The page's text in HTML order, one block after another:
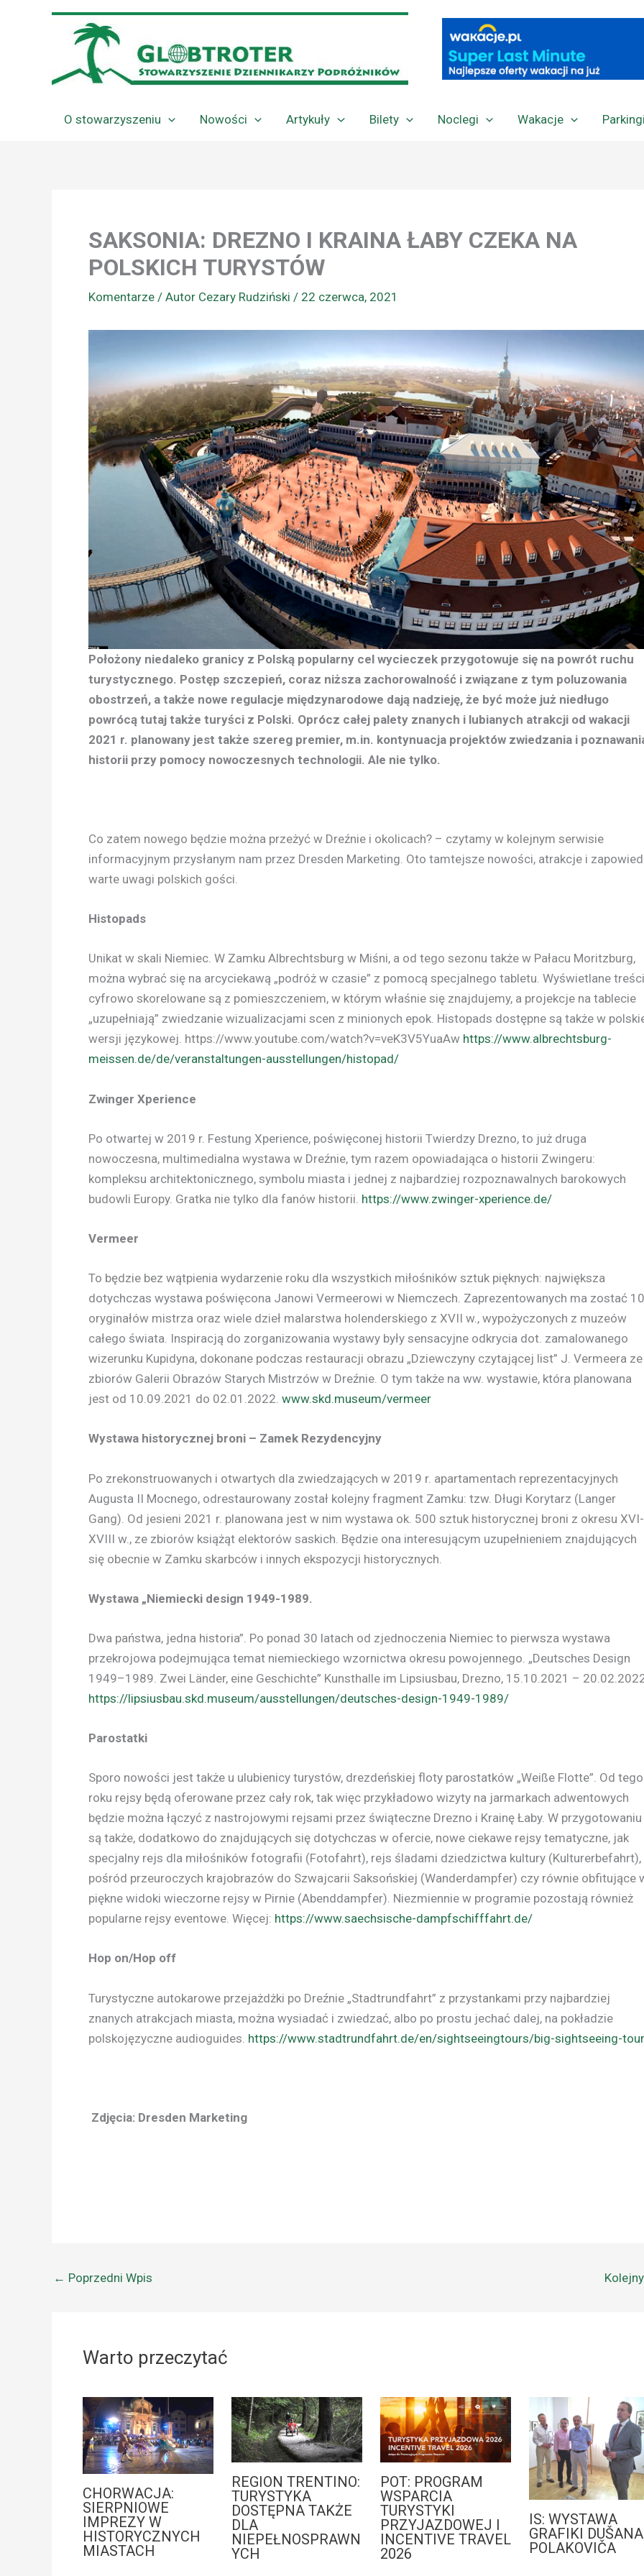
O stowarzyszeniu Nowości Artykuły Bilety Noclegi Wakacje
SAKSONIA: DREZNO I KRAINA ŁABY CZEKA NA
POLSKICH TURYSTÓW
Komentarze / Autor Cezary Rudziński / 22 czerwca, 2021
Położony niedaleko granicy z Polską popularny cel wycieczek przygotowuje się na powrót ruchu
turystycznego. Postęp szczepień, coraz niższa zachorowalność i związane z tym poluzowania
obostrzeń, a także nowe regulacje międzynarodowe dają nadzieję, że być może już niedługo
powrócą tutaj także turyści z Polski. Oprócz całej palety znanych i lubianych atrakcji od wakacji
2021 r. planowany jest także szereg premier, m.in. kontynuacja projektów zwiedzania i
historii przy pomocy nowoczesnych technologii. Ale nie tylko.
Co zatem nowego będzie można przeżyć w Dreźnie i okolicach? – czytamy w kolejnym serwisie
informacyjnym przysłanym nam przez Dresden Marketing. Oto tamtejsze nowości, atrakcje i
warte uwagi polskich gości.
Histopads
Unikat w skali Niemiec. W Zamku Albrechtsburg w Miśni, a od tego sezonu także w Pałacu Moritzburg,
można wybrać się na arcyciekawą „podróż w czasie” z pomocą specjalnego tabletu. Wyświetlane treści
cyfrowo skorelowane są z pomieszczeniem, w którym właśnie się znajdujemy, a projekcje na tablecie
„uzupełniają” zwiedzanie wizualizacjami scen z minionych epok. Histopads dostępne są także w
wersji językowej. https://www.youtube.com/watch?v=veK3V5YuaAw https://www.albrechtsburg-
meissen.de/de/veranstaltungen-ausstellungen/histopad/
Zwinger Xperience
Po otwartej w 2019 r. Festung Xperience, poświęconej historii Twierdzy Drezno, to już druga
nowoczesna, multimedialna wystawa w Dreźnie, tym razem opowiadająca o historii Zwingeru:
kompleksu architektonicznego, symbolu miasta i jednej z najbardziej rozpoznawalnych barokowych
budowli Europy. Gratka nie tylko dla fanów historii. https://www.zwinger-xperience.de/
Vermeer
To będzie bez wątpienia wydarzenie roku dla wszystkich miłośników sztuk pięknych: największa
dotychczas wystawa poświęcona Janowi Vermeerowi w Niemczech. Zaprezentowanych ma zostać 10
oryginałów mistrza oraz wiele dzieł malarstwa holenderskiego z XVII w., wypożyczonych z muzeów
całego świata. Inspiracją do zorganizowania wystawy były sensacyjne odkrycia dot. zamalowanego
wizerunku Kupidyna, dokonane podczas restauracji obrazu „Dziewczyny czytającej list” J. Vermeera ze
zbiorów Galerii Obrazów Starych Mistrzów w Dreźnie. O tym także na ww. wystawie, która planowana
jest od 10.09.2021 do 02.01.2022. www.skd.museum/vermeer
Wystawa historycznej broni – Zamek Rezydencyjny
Po zrekonstruowanych i otwartych dla zwiedzających w 2019 r. apartamentach reprezentacyjnych
Augusta II Mocnego, odrestaurowany został kolejny fragment Zamku: tzw. Długi Korytarz (Langer
Gang). Od jesieni 2021 r. planowana jest w nim wystawa ok. 500 sztuk historycznej broni z okresu XVI-
XVIII w., ze zbiorów książąt elektorów saskich. Będzie ona interesującym uzupełnieniem znajdujących
się obecnie w Zamku skarbców i innych ekspozycji historycznych.
Wystawa „Niemiecki design 1949-1989.
Dwa państwa, jedna historia”. Po ponad 30 latach od zjednoczenia Niemiec to pierwsza wystawa
przekrojowa podejmująca temat niemieckiego wzornictwa okresu powojennego. „Deutsches Design
1949–1989. Zwei Länder, eine Geschichte” Kunsthalle im Lipsiusbau, Drezno, 15.10.2021 –
https://lipsiusbau.skd.museum/ausstellungen/deutsches-design-1949-1989/
Parostatki
Sporo nowości jest także u ulubienicy turystów, drezdeńskiej floty parostatków „Weiße Flotte”. Od tego
roku rejsy będą oferowane przez cały rok, tak więc przykładowo wizyty na jarmarkach adwentowych
będzie można łączyć z nastrojowymi rejsami przez świąteczne Drezno i Krainę Łaby. W przygotowaniu
są także, dodatkowo do znajdujących się dotychczas w ofercie, nowe ciekawe rejsy tematyczne, jak
specjalny rejs dla miłośników fotografii (Fotofahrt), rejs śladami dziedzictwa kultury (Kulturerbefahrt),
pośród przeuroczych krajobrazów do Szwajcarii Saksońskiej (Wanderdampfer) czy równie obfitujące
piękne widoki wieczorne rejsy w Pirnie (Abenddampfer). Niezmiennie w programie pozostają również
popularne rejsy eventowe. Więcej: https://www.saechsische-dampfschifffahrt.de/
Hop on/Hop off
Turystyczne autokarowe przejażdżki po Dreźnie „Stadtrundfahrt” z przystankami przy najbardziej
znanych atrakcjach miasta, można wysiadać i zwiedzać, albo po prostu jechać dalej, na pokładzie
polskojęzyczne audioguides. https://www.stadtrundfahrt.de/en/sightseeingtours/big-sightseeing-
Zdjęcia: Dresden Marketing
← Poprzedni Wpis
Warto przeczytać
CHORWACJA:
SIERPNIOWE
IMPREZY W
HISTORYCZNYCH
MIASTACH
REGION TRENTINO:
TURYSTYKA
DOSTĘPNA TAKŻE
DLA
NIEPEŁNOSPRAWN
YCH
POT: PROGRAM
WSPARCIA
TURYSTYKI
PRZYJAZDOWEJ I
INCENTIVE TRAVEL
2026
IS: WYSTAWA
GRAFIKI DUŠANA
POLAKOVIČA